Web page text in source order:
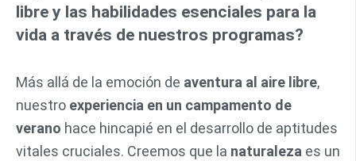
libre y las habilidades esenciales para la
vida a través de nuestros programas?
Más allá de la emoción de aventura al aire libre,
nuestro experiencia en un campamento de
verano hace hincapié en el desarrollo de aptitudes
vitales cruciales. Creemos que la naturaleza es un